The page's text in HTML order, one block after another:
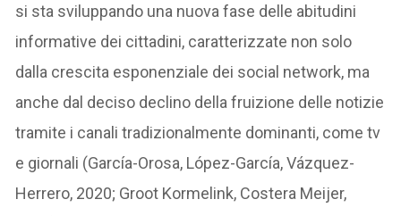
si sta sviluppando una nuova fase delle abitudini
informative dei cittadini, caratterizzate non solo
dalla crescita esponenziale dei social network, ma
anche dal deciso declino della fruizione delle notizie
tramite i canali tradizionalmente dominanti, come tv
e giornali (García-Orosa, López-García, Vázquez-
Herrero, 2020; Groot Kormelink, Costera Meijer,